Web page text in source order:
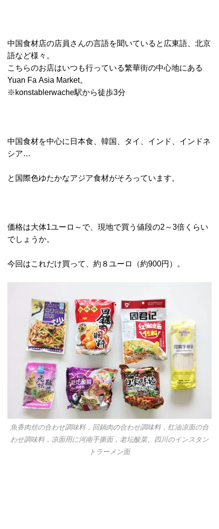
中国食材店の店員さんの言語を聞いていると広東語、北京
語など様々。
こちらのお店はいつも行っている繁華街の中心地にある
Yuan Fa Asia Market。
※konstablerwache駅から徒歩3分
中国食材を中心に日本食、韓国、タイ、インド、インドネ
シア…
と国際色ゆたかなアジア食材がそろっています。
価格は大体1ユーロ～で、現地で買う値段の2～3倍くらい
でしょうか。
今回はこれだけ買って、約８ユーロ（約900円）。
魚香肉丝の合わせ調味料，回鍋肉の合わせ調味料，红油凉面の合
わせ調味料，凉面用に河南手撕面，老坛酸菜、四川のインスタン
トラーメン面